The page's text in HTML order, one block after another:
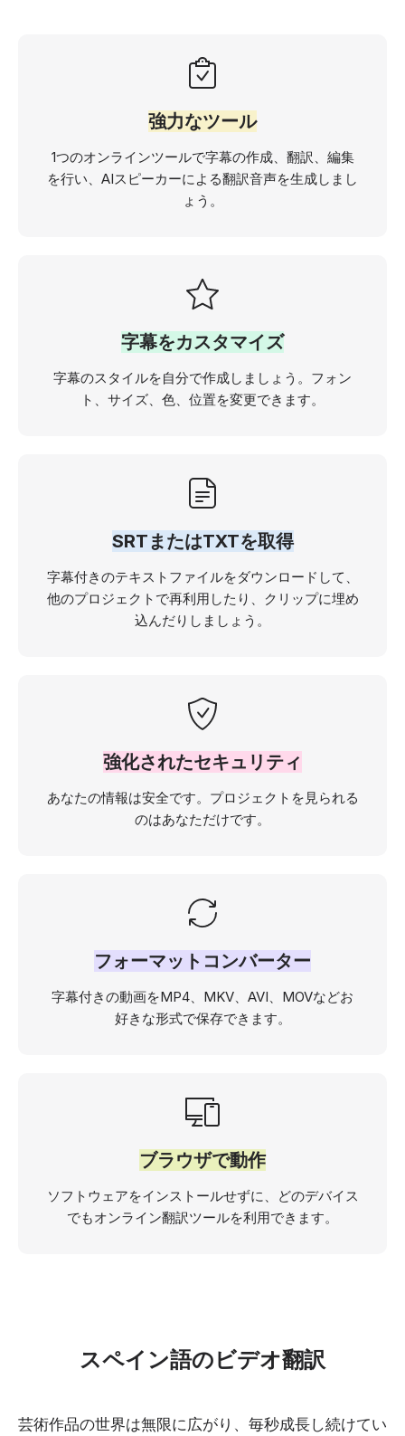
強力なツール
1つのオンラインツールで字幕の作成、翻訳、編集
を行い、AIスピーカーによる翻訳音声を生成しまし
ょう。
字幕をカスタマイズ
字幕のスタイルを自分で作成しましょう。フォン
ト、サイズ、色、位置を変更できます。
SRTまたはTXTを取得
字幕付きのテキストファイルをダウンロードして、
他のプロジェクトで再利用したり、クリップに埋め
込んだりしましょう。
強化されたセキュリティ
あなたの情報は安全です。プロジェクトを見られる
のはあなただけです。
フォーマットコンバーター
字幕付きの動画をMP4、MKV、AVI、MOVなどお
好きな形式で保存できます。
ブラウザで動作
ソフトウェアをインストールせずに、どのデバイス
でもオンライン翻訳ツールを利用できます。
スペイン語のビデオ翻訳
芸術作品の世界は無限に広がり、毎秒成長し続けてい